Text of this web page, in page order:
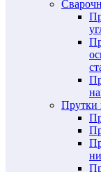
Прутки